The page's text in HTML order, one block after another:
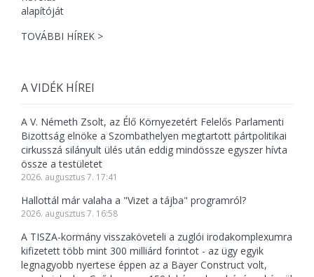
TOVÁBBI HÍREK >
A VIDÉK HÍREI
A V. Németh Zsolt, az Élő Környezetért Felelős Parlamenti
Bizottság elnöke a Szombathelyen megtartott pártpolitikai
cirkusszá silányult ülés után eddig mindössze egyszer hívta
össze a testületet
2026. augusztus 7. 17:41
Hallottál már valaha a "Vizet a tájba" programról?
2026. augusztus 7. 16:58
A TISZA-kormány visszaköveteli a zuglói irodakomplexumra
kifizetett több mint 300 milliárd forintot - az ügy egyik
legnagyobb nyertese éppen az a Bayer Construct volt,